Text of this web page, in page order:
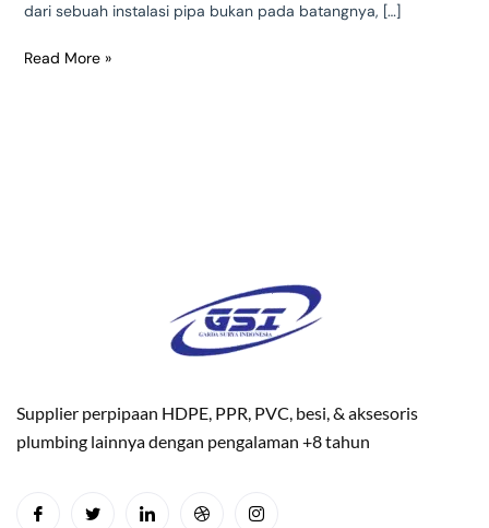
dari sebuah instalasi pipa bukan pada batangnya, […]
Read More »
Supplier perpipaan HDPE, PPR, PVC, besi, & aksesoris
plumbing lainnya dengan pengalaman +8 tahun